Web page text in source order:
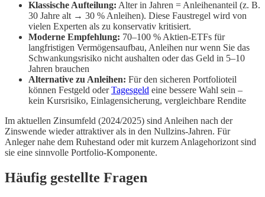
Klassische Aufteilung: Alter in Jahren = Anleihenanteil (z. B.
30 Jahre alt → 30 % Anleihen). Diese Faustregel wird von
vielen Experten als zu konservativ kritisiert.
Moderne Empfehlung: 70–100 % Aktien-ETFs für
langfristigen Vermögensaufbau, Anleihen nur wenn Sie das
Schwankungsrisiko nicht aushalten oder das Geld in 5–10
Jahren brauchen
Alternative zu Anleihen: Für den sicheren Portfolioteil
können Festgeld oderTagesgeld eine bessere Wahl sein –
kein Kursrisiko, Einlagensicherung, vergleichbare Rendite
Im aktuellen Zinsumfeld (2024/2025) sind Anleihen nach der
Zinswende wieder attraktiver als in den Nullzins-Jahren. Für
Anleger nahe dem Ruhestand oder mit kurzem Anlagehorizont sind
sie eine sinnvolle Portfolio-Komponente.
Häufig gestellte Fragen